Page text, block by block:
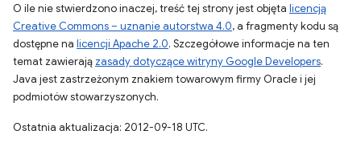
O ile nie stwierdzono inaczej, treść tej strony jest objęta licencją
Creative Commons – uznanie autorstwa 4.0, a fragmenty kodu są
dostępne na licencji Apache 2.0. Szczegółowe informacje na ten
temat zawierają zasady dotyczące witryny Google Developers.
Java jest zastrzeżonym znakiem towarowym firmy Oracle i jej
podmiotów stowarzyszonych.
Ostatnia aktualizacja: 2012-09-18 UTC.